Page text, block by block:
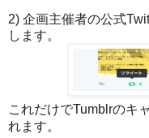
2) 企画主催者の公式
します。
これだけでTumblrのキ
れます。